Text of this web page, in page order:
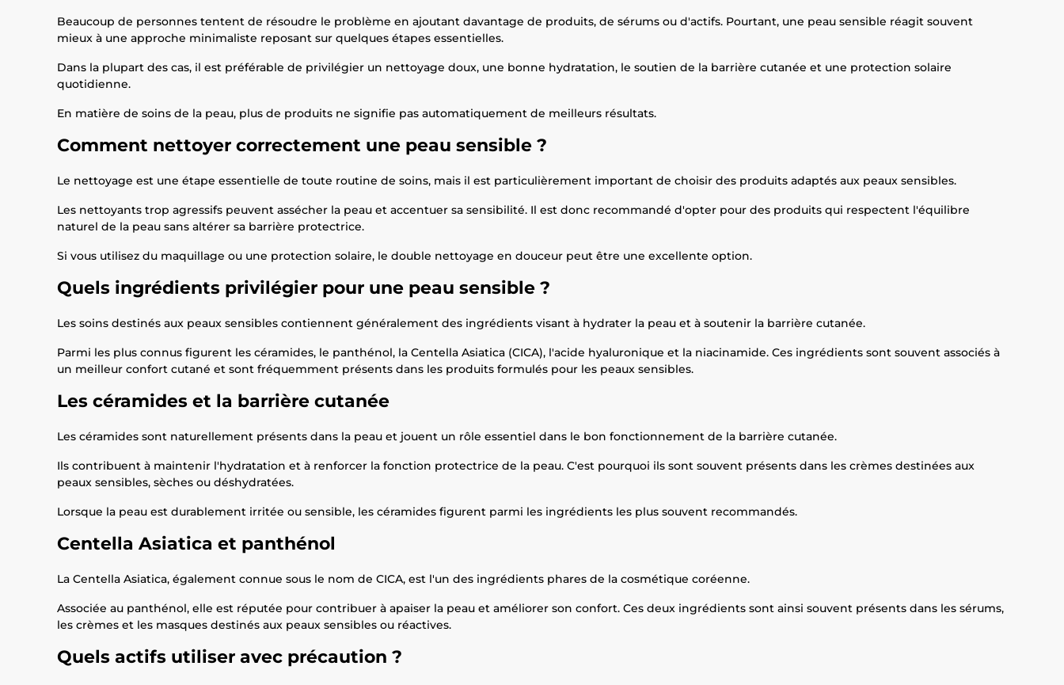
Beaucoup de personnes tentent de résoudre le problème en ajoutant davantage de produits, de sérums ou d'actifs. Pourtant, une peau sensible réagit souvent
mieux à une approche minimaliste reposant sur quelques étapes essentielles.
Dans la plupart des cas, il est préférable de privilégier un nettoyage doux, une bonne hydratation, le soutien de la barrière cutanée et une protection solaire
quotidienne.
En matière de soins de la peau, plus de produits ne signifie pas automatiquement de meilleurs résultats.
Comment nettoyer correctement une peau sensible ?
Le nettoyage est une étape essentielle de toute routine de soins, mais il est particulièrement important de choisir des produits adaptés aux peaux sensibles.
Les nettoyants trop agressifs peuvent assécher la peau et accentuer sa sensibilité. Il est donc recommandé d'opter pour des produits qui respectent l'équilibre
naturel de la peau sans altérer sa barrière protectrice.
Si vous utilisez du maquillage ou une protection solaire, le double nettoyage en douceur peut être une excellente option.
Quels ingrédients privilégier pour une peau sensible ?
Les soins destinés aux peaux sensibles contiennent généralement des ingrédients visant à hydrater la peau et à soutenir la barrière cutanée.
Parmi les plus connus figurent les céramides, le panthénol, la Centella Asiatica (CICA), l'acide hyaluronique et la niacinamide. Ces ingrédients sont souvent associés à
un meilleur confort cutané et sont fréquemment présents dans les produits formulés pour les peaux sensibles.
Les céramides et la barrière cutanée
Les céramides sont naturellement présents dans la peau et jouent un rôle essentiel dans le bon fonctionnement de la barrière cutanée.
Ils contribuent à maintenir l'hydratation et à renforcer la fonction protectrice de la peau. C'est pourquoi ils sont souvent présents dans les crèmes destinées aux
peaux sensibles, sèches ou déshydratées.
Lorsque la peau est durablement irritée ou sensible, les céramides figurent parmi les ingrédients les plus souvent recommandés.
Centella Asiatica et panthénol
La Centella Asiatica, également connue sous le nom de CICA, est l'un des ingrédients phares de la cosmétique coréenne.
Associée au panthénol, elle est réputée pour contribuer à apaiser la peau et améliorer son confort. Ces deux ingrédients sont ainsi souvent présents dans les sérums,
les crèmes et les masques destinés aux peaux sensibles ou réactives.
Quels actifs utiliser avec précaution ?